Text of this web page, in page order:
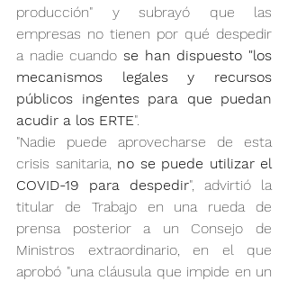
producción" y subrayó que las
empresas no tienen por qué despedir
a nadie cuando se han dispuesto "los
mecanismos legales y recursos
públicos ingentes para que puedan
acudir a los ERTE".
"Nadie puede aprovecharse de esta
crisis sanitaria, no se puede utilizar el
COVID-19 para despedir", advirtió la
titular de Trabajo en una rueda de
prensa posterior a un Consejo de
Ministros extraordinario, en el que
aprobó "una cláusula que impide en un